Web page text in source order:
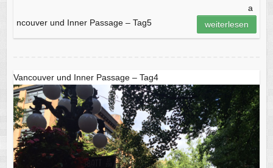
a
ncouver und Inner Passage – Tag5
weiterlesen
Vancouver und Inner Passage – Tag4